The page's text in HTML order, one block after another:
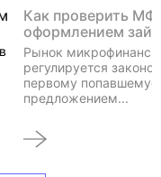
Как проверить
оформлением
Рынок
регулируется
первому
предложением...